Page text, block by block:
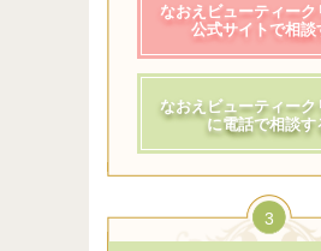
なおえビューティーク
公式サイトで相談
なおえビューティーク
に電話で相談す
3